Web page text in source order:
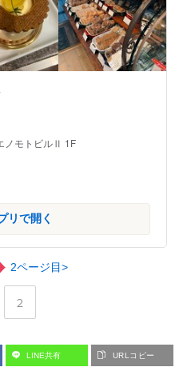
ノモトビルⅡ 1F
リで開く
2ページ目>
,
ペ
ジ
2
LINE共有 URLコピー